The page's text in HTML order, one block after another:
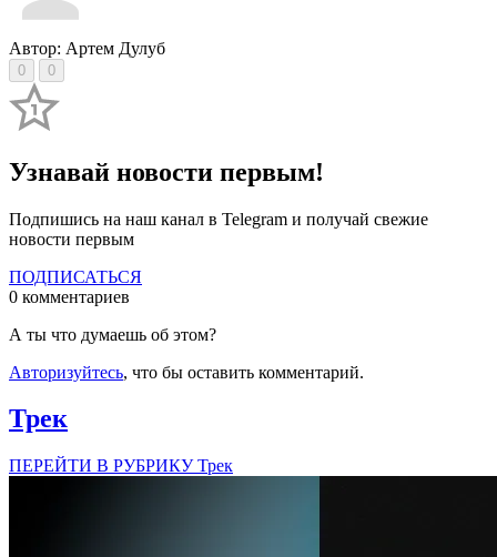
Автор: Артем Дулуб
0 0
Узнавай новости первым!
Подпишись на наш канал в Telegram и получай свежие
новости первым
ПОДПИСАТЬСЯ
0 комментариев
А ты что думаешь об этом?
Авторизуйтесь, что бы оставить комментарий.
Трек
ПЕРЕЙТИ В РУБРИКУ Трек